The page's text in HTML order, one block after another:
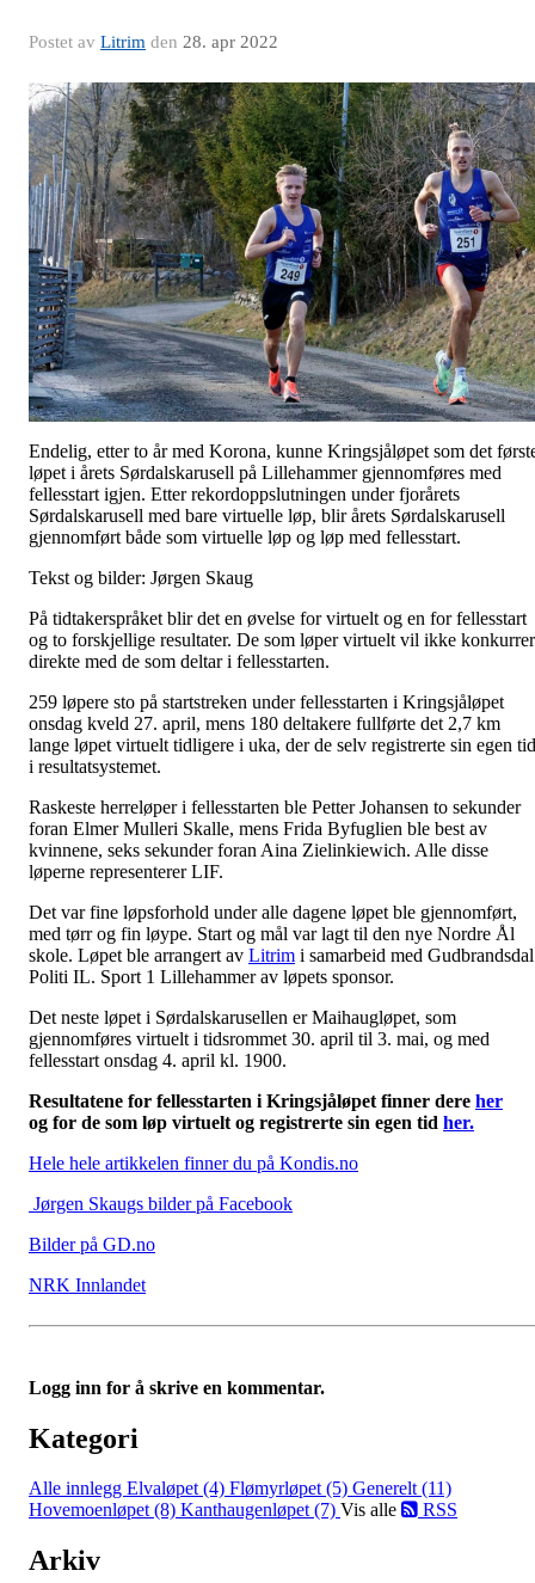
Postet av Litrim den 28. apr 2022
Endelig, etter to år med Korona, kunne Kringsjåløpet som det
løpet i årets Sørdalskarusell på Lillehammer gjennomføres med
fellesstart igjen. Etter rekordoppslutningen under fjorårets
Sørdalskarusell med bare virtuelle løp, blir årets Sørdalskarusell
gjennomført både som virtuelle løp og løp med fellesstart.
Tekst og bilder: Jørgen Skaug
På tidtakerspråket blir det en øvelse for virtuelt og en for fellesstart
og to forskjellige resultater. De som løper virtuelt vil ikke
direkte med de som deltar i fellesstarten.
259 løpere sto på startstreken under fellesstarten i Kringsjåløpet
onsdag kveld 27. april, mens 180 deltakere fullførte det 2,7 km
lange løpet virtuelt tidligere i uka, der de selv registrerte sin egen tid
i resultatsystemet.
Raskeste herreløper i fellesstarten ble Petter Johansen to sekunder
foran Elmer Mulleri Skalle, mens Frida Byfuglien ble best av
kvinnene, seks sekunder foran Aina Zielinkiewich. Alle disse
løperne representerer LIF.
Det var fine løpsforhold under alle dagene løpet ble gjennomført,
med tørr og fin løype. Start og mål var lagt til den nye Nordre Ål
skole. Løpet ble arrangert av Litrim i samarbeid med Gudbrandsdal
Politi IL. Sport 1 Lillehammer av løpets sponsor.
Det neste løpet i Sørdalskarusellen er Maihaugløpet, som
gjennomføres virtuelt i tidsrommet 30. april til 3. mai, og med
fellesstart onsdag 4. april kl. 1900.
Resultatene for fellesstarten i Kringsjåløpet finner dere her
og for de som løp virtuelt og registrerte sin egen tid her.
Hele hele artikkelen finner du på Kondis.no
Jørgen Skaugs bilder på Facebook
Bilder på GD.no
NRK Innlandet
Logg inn for å skrive en kommentar.
Kategori
Alle innlegg Elvaløpet (4) Flømyrløpet (5) Generelt (11)
Hovemoenløpet (8) Kanthaugenløpet (7) Vis alle RSS
Arkiv